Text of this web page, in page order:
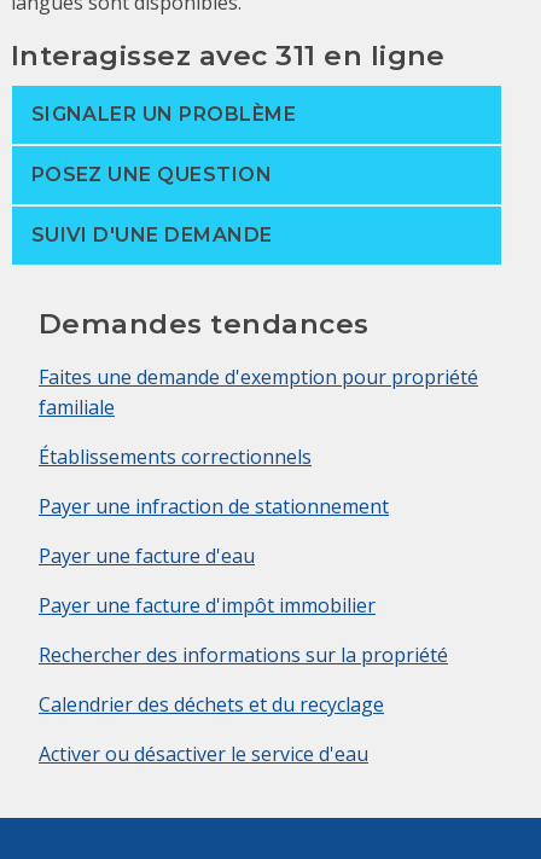
Interagissez avec 311 en ligne
SIGNALER UN PROBLÈME
POSEZ UNE QUESTION
SUIVI D'UNE DEMANDE
Demandes tendances
Faites une demande d'exemption pour propriété
familiale
Établissements correctionnels
Payer une infraction de stationnement
Payer une facture d'eau
Payer une facture d'impôt immobilier
Rechercher des informations sur la propriété
Calendrier des déchets et du recyclage
Activer ou désactiver le service d'eau